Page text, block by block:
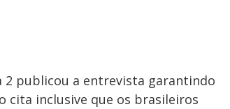
2 publicou a entrevista garantindo
cita inclusive que os brasileiros